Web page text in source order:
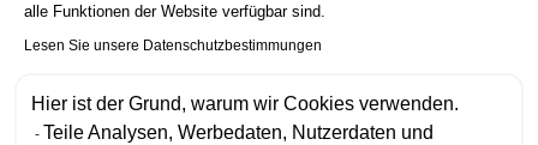
alle Funktionen der Website verfügbar sind.
Lesen Sie unsere Datenschutzbestimmungen
Hier ist der Grund, warum wir Cookies verwenden.
Teile Analysen, Werbedaten, Nutzerdaten und